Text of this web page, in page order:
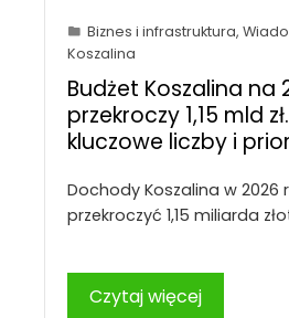
Biznes i infrastruktura,
Koszalina
Budżet Koszalina na
przekroczy 1,15 mld
kluczowe liczby i
Dochody Koszalina w 2026
przekroczyć 1,15 miliarda
Czytaj więcej